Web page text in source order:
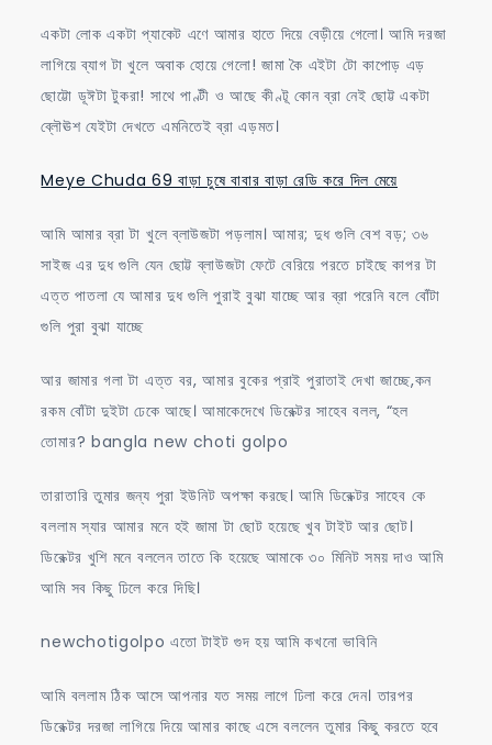
একটা লোক একটা প্যাকেট এণে আমার হাতে দিয়ে বেড়ীয়ে গেলো। আমি দরজা
লাগিয়ে ব্যাগ টা খুলে অবাক হোয়ে গেলো! জামা কৈ এইটা টো কাপোড় এড়
ছোট্টো ডূঈটা টুকরা! সাথে পাণ্টী ও আছে কীণ্টূ কোন ব্রা নেই ছোট্ট একটা
ব্লৌঊশ যেইটা দেখতে এমনিতেই ব্রা এড়মত।
Meye Chuda 69 বাড়া চুষে বাবার বাড়া রেডি করে দিল মেয়ে
আমি আমার ব্রা টা খুলে ব্লাউজটা পড়লাম। আমার; দুধ গুলি বেশ বড়; ৩৬
সাইজ এর দুধ গুলি যেন ছোট্ট ব্লাউজটা ফেটে বেরিয়ে পরতে চাইছে কাপর টা
এত্ত পাতলা যে আমার দুধ গুলি পুরাই বুঝা যাচ্ছে আর ব্রা পরেনি বলে বোঁটা
গুলি পুরা বুঝা যাচ্ছে
আর জামার গলা টা এত্ত বর, আমার বুকের প্রাই পুরাতাই দেখা জাচ্ছে,কন
রকম বোঁটা দুইটা ঢেকে আছে। আমাকেদেখে ডিরেক্টর সাহেব বলল, “হল
তোমার? bangla new choti golpo
তারাতারি তুমার জন্য পুরা ইউনিট অপক্ষা করছে। আমি ডিরেক্টর সাহেব কে
বললাম স্যার আমার মনে হই জামা টা ছোট হয়েছে খুব টাইট আর ছোট।
ডিরেক্টর খুশি মনে বললেন তাতে কি হয়েছে আমাকে ৩০ মিনিট সময় দাও আমি
আমি সব কিছু ঢিলে করে দিছি।
newchotigolpo এতো টাইট গুদ হয় আমি কখনো ভাবিনি
আমি বললাম ঠিক আসে আপনার যত সময় লাগে ঢিলা করে দেন। তারপর
ডিরেক্টর দরজা লাগিয়ে দিয়ে আমার কাছে এসে বললেন তুমার কিছু করতে হবে